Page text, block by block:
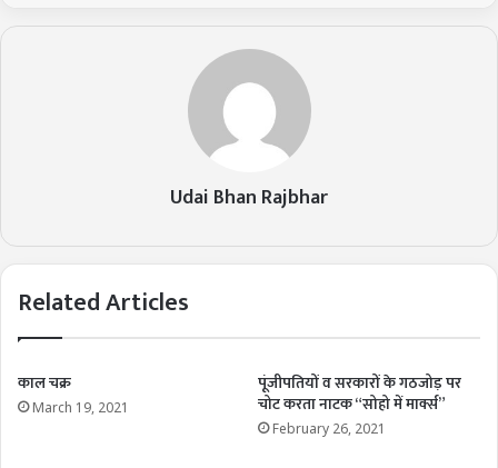
Udai Bhan Rajbhar
Related Articles
काल चक्र
March 19, 2021
पूंजीपतियों व सरकारों के गठजोड़ पर
चोट करता नाटक “सोहो में मार्क्स”
February 26, 2021